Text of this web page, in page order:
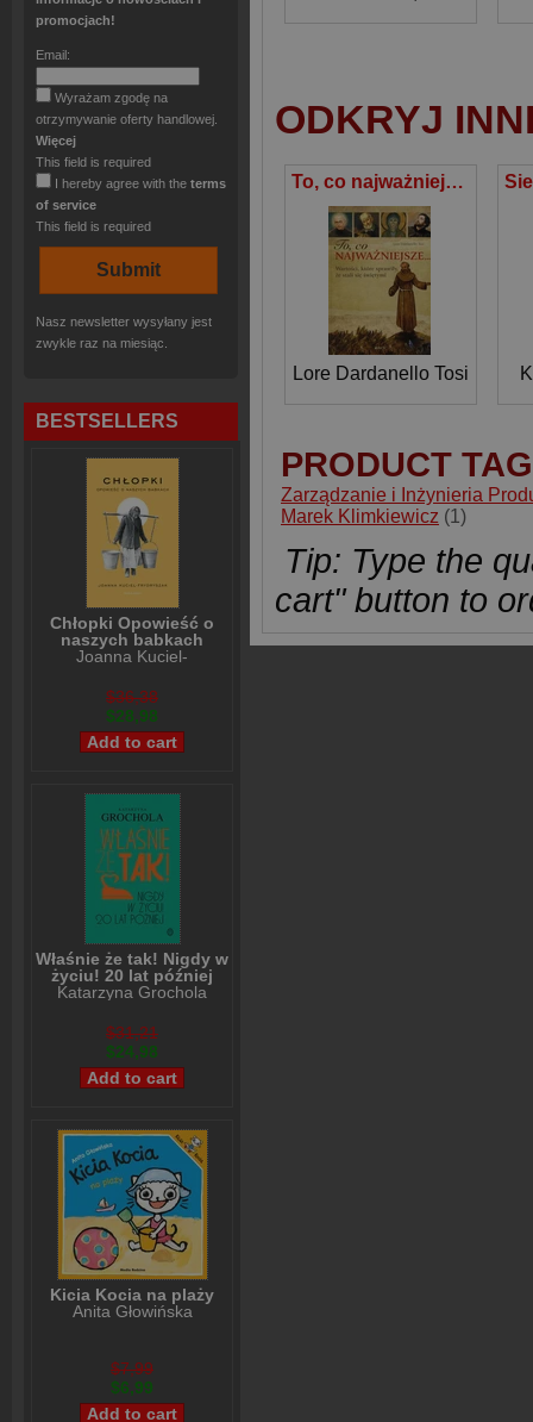
promocjach!
Email:
Wyrażam zgodę na
otrzymywanie oferty handlowej.
Więcej
This field is required
I hereby agree with the terms
of service
This field is required
Nasz newsletter wysyłany jest
zwykle raz na miesiąc.
BESTSELLERS
Chłopki Opowieść o
naszych babkach
Joanna Kuciel-
$36,38
$28,98
Właśnie że tak! Nigdy w
życiu! 20 lat później
Katarzyna Grochola
$31,21
$24,98
Kicia Kocia na plaży
Anita Głowińska
$7,99
$6,99
ODKRYJ
To, co najważniejsze Wartości, które sprawiły, że stali się świętymi
Lore Dardanello Tosi
PRODUCT
Zarządzanie i Inżynieria
Marek Klimkiewicz (1)
Tip: Type the
cart" button to